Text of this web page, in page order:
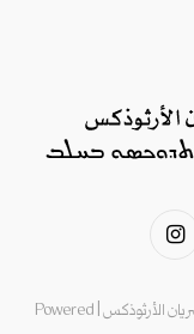
الانستغرام
كافة الحقوق محفوظة © 2026 مطرانية حلب وتوابعها للسريان الأرثوذكس | Powered